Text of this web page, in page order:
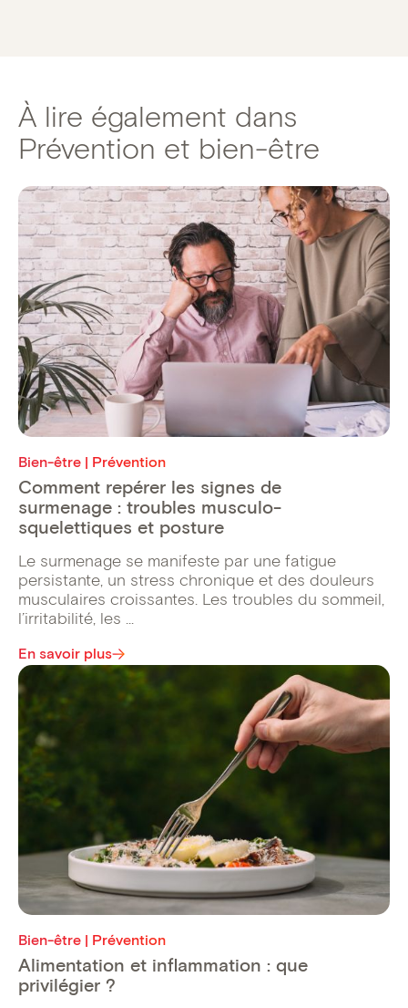
À lire également dans
Prévention et bien-être
Bien-être | Prévention
Comment repérer les signes de
surmenage : troubles musculo-
squelettiques et posture
Le surmenage se manifeste par une fatigue
persistante, un stress chronique et des douleurs
musculaires croissantes. Les troubles du sommeil,
l’irritabilité, les ...
En savoir plus
Bien-être | Prévention
Alimentation et inflammation : que
privilégier ?